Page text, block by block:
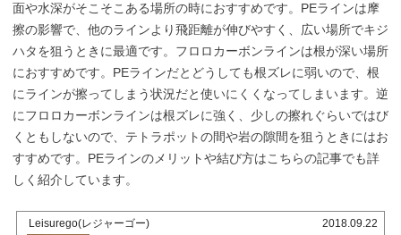
面や水深がそこそこある場所の時におすすめです。PEラインは摩
擦の影響で、他のラインより飛距離が伸びやすく、広い場所でキジ
ハタを狙うときに最適です。フロロカーボンラインは根が深い場所
におすすめです。PEラインだとどうしても根ズレに弱いので、根
にラインが擦ってしまう状況だと使いにくくなってしまいます。逆
にフロロカーボンラインは根ズレに強く、少しの擦れぐらいではび
くともしないので、テトラポットの間や岩の隙間を狙うときにはお
すすめです。PEラインのメリットや結び方はこちらの記事でも詳
しく紹介しています。
Leisurego(レジャーゴー) 2018.09.22